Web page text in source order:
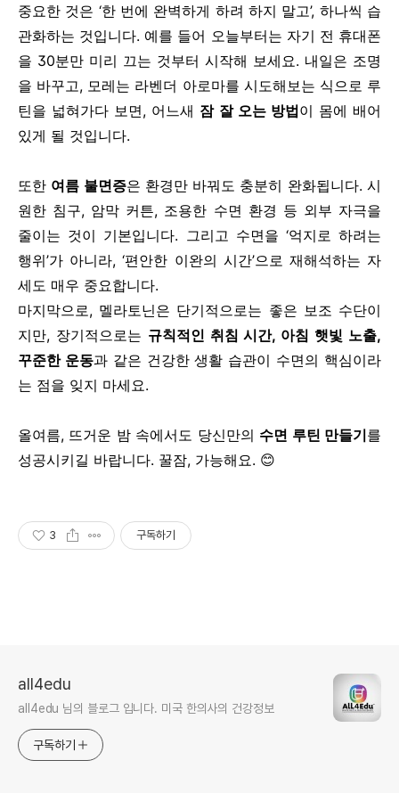
중요한 것은 ‘한 번에 완벽하게 하려 하지 말고’, 하나씩 습
관화하는 것입니다. 예를 들어 오늘부터는 자기 전 휴대폰
을 30분만 미리 끄는 것부터 시작해 보세요. 내일은 조명
을 바꾸고, 모레는 라벤더 아로마를 시도해보는 식으로 루
틴을 넓혀가다 보면, 어느새 잠 잘 오는 방법이 몸에 배어
있게 될 것입니다.
또한 여름 불면증은 환경만 바꿔도 충분히 완화됩니다. 시
원한 침구, 암막 커튼, 조용한 수면 환경 등 외부 자극을
줄이는 것이 기본입니다. 그리고 수면을 ‘억지로 하려는
행위’가 아니라, ‘편안한 이완의 시간’으로 재해석하는 자
세도 매우 중요합니다.
마지막으로, 멜라토닌은 단기적으로는 좋은 보조 수단이
지만, 장기적으로는 규칙적인 취침 시간, 아침 햇빛 노출,
꾸준한 운동과 같은 건강한 생활 습관이 수면의 핵심이라
는 점을 잊지 마세요.
올여름, 뜨거운 밤 속에서도 당신만의 수면 루틴 만들기를
성공시키길 바랍니다. 꿀잠, 가능해요. 😊
3 구독하기
all4edu
all4edu 님의 블로그 입니다. 미국 한의사의 건강정보
구독하기